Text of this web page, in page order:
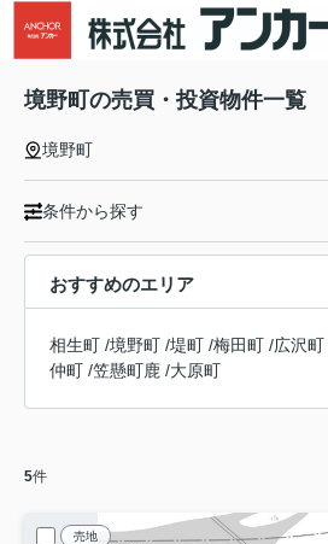
境野町の売買・投資物件一覧
境野町
条件から探す
おすすめのエリア
相生町 /境野町 /堤町 /梅田町 /広沢町
仲町 /笠懸町鹿 /大原町
5件
売地